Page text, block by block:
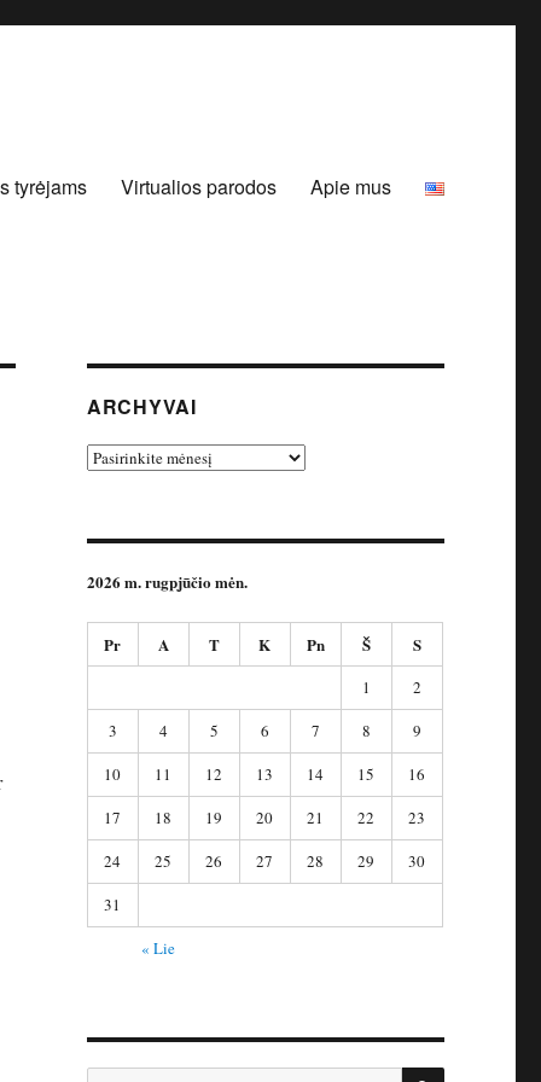
tyrėjams Virtualios parodos Apie mus
ARCHYVAI
Archyvai
2026 m. rugpjūčio mėn.
Pr A T K Pn Š S
1
2
3
4 5 6 7 8
9
10
11 12 13 14 15
16
17
18 19 20 21 22
23
24
25 26 27 28 29
30
31
« Lie
IEŠKOTI